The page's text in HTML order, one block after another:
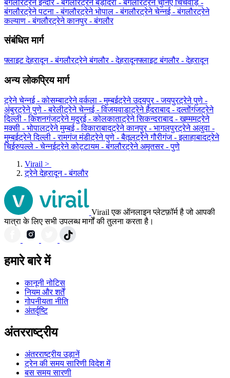
बंगलौरट्रेने इन्दौर - बंगलौरट्रेने बड़ोदरा - बंगलौरट्रेने चुनिए चिंचवाड़ -
बंगलौरट्रेने पटना - बंगलौरट्रेने भोपाल - बंगलौरट्रेने चेन्नई - बंगलौरट्रेने
कल्याण - बंगलौरट्रेने कानपुर - बंगलौर
संबंधित मार्ग
फ्लाइट देहरादून - बंगलौरट्रेने बंगलौर - देहरादूनफ्लाइट बंगलौर - देहरादून
अन्य लोकप्रिय मार्ग
ट्रेने चेन्नई - कोसम्बाट्रेने वर्कला - मुम्बईट्रेने उदयपुर - जयपुरट्रेने पुणे -
अंबुरट्रेने पुणे - बरेलीट्रेने चेन्नई - विजयवाडाट्रेने हैदराबाद - दल्तोंगंजट्रेने
दिल्ली - किशनगंजट्रेने मदुरई - कोलकाताट्रेने सिकन्दराबाद - खम्ममट्रेने
मक्सी - भोपालट्रेने मुम्बई - विकाराबादट्रेने कानपुर - भागलपुरट्रेने अलुवा -
मुम्बईट्रेने दिल्ली - रामगंज मंडीट्रेने पुणे - बैतूलट्रेने गौरीगंज - इलाहाबादट्रेने
चिईरुपल्ले - चेन्नईट्रेने कोट्टायम - बंगलौरट्रेने अमृतसर - पुणे
Virail >
ट्रेने देहरादून - बंगलौर
Virail एक ऑनलाइन प्लेटफ़ॉर्म है जो आपकी
यात्रा के लिए सभी उपलब्ध मार्गों की तुलना करता है।
हमारे बारे में
कानूनी नोटिस
नियम और शर्तें
गोपनीयता नीति
अंतर्दृष्टि
अंतरराष्ट्रीय
अंतरराष्ट्रीय उड़ानें
ट्रेन की समय सारिणी विदेश में
बस समय सारणी